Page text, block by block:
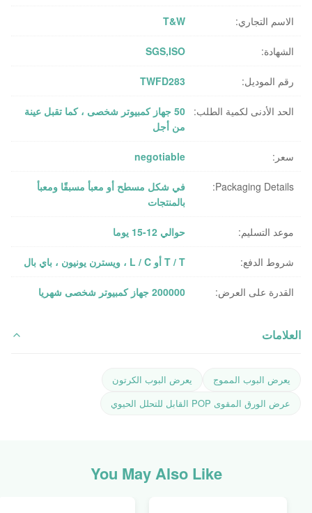
الاسم التجاري: T&W
الشهادة: SGS,ISO
رقم الموديل: TWFD283
الحد الأدنى لكمية الطلب:
50 جهاز كمبيوتر شخصى ، كما تقبل عينة
من أجل
سعر: negotiable
Packaging Details:
في شكل مسطح أو معبأ مسبقًا ومعبأ
بالمنتجات
موعد التسليم: حوالي 12-15 يوما
شروط الدفع: T / T أو L / C ، ويسترن يونيون ، باي بال
القدرة على العرض: 200000 جهاز كمبيوتر شخصى شهريا
العلامات
يعرض البوب ​​المموج
يعرض البوب ​​الكرتون
عرض الورق المقوى POP القابل للتحلل الحيوي
You May Also Like